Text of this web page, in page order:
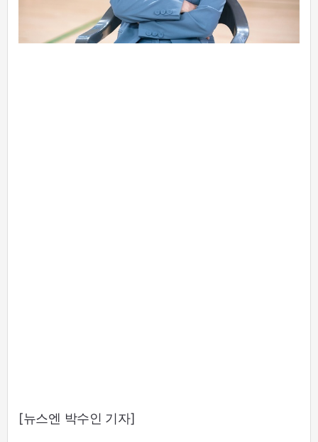
[뉴스엔 박수인 기자]